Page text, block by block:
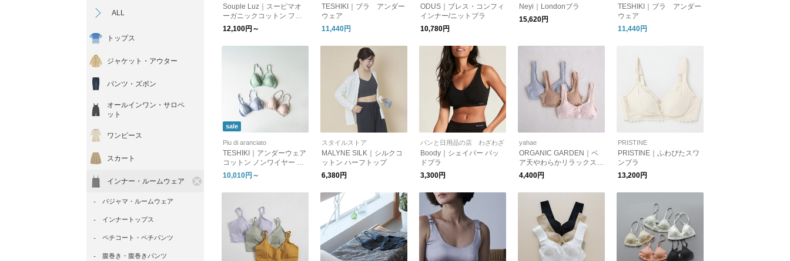
ALL
トップス
ジャケット・アウター
パンツ・ズボン
オールインワン・サロペ
ット
ワンピース
スカート
インナー・ルームウェア
パジャマ・ルームウェア
インナートップス
ペチコート・ペチパンツ
腹巻き・腹巻きパンツ
Souple Luz｜スーピマオ
ーガニックコットン フラ
イス ソフトブラ sog-to-33
8-fn ブラジャー アンダー
ウェア
12,100円～
TESHIKI｜ブラ アンダー
ウェア
11,440円
ODUS｜ブレス・コンフィ
インナー/ニットブラ
10,780円
Neyi｜Londonブラ
15,620円
TESHIKI｜ブラ アンダー
ウェア
11,440円
sale
Piu di aranciato
TESHIKI｜アンダーウェア
コットン ノンワイヤー ブ
ラ bra-teshiki-tr
10,010円～
スタイルストア
MALYNE SILK｜シルクコ
ットン ハーフトップ
6,380円
パンと日用品の店 わざわざ
Boody｜シェイパー パッ
ドブラ
3,300円
yahae
ORGANIC GARDEN｜ベ
ア天やわらかリラックスブ
ラ
4,400円
PRISTINE
PRISTINE｜ふわぴたスワ
ンブラ
13,200円